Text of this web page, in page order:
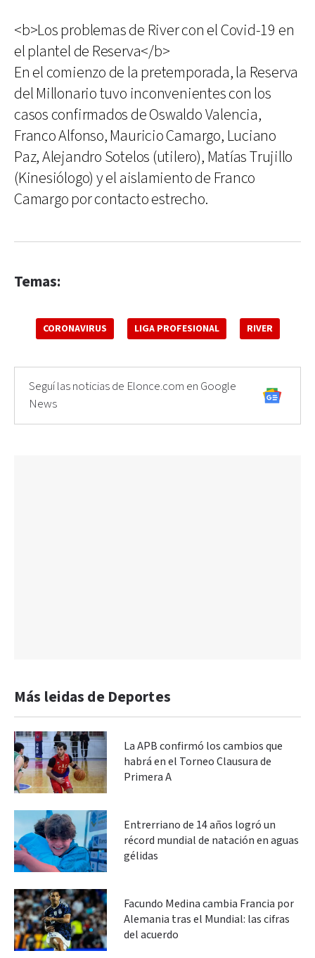
<b>Los problemas de River con el Covid-19 en
el plantel de Reserva</b>
En el comienzo de la pretemporada, la Reserva
del Millonario tuvo inconvenientes con los
casos confirmados de Oswaldo Valencia,
Franco Alfonso, Mauricio Camargo, Luciano
Paz, Alejandro Sotelos (utilero), Matías Trujillo
(Kinesiólogo) y el aislamiento de Franco
Camargo por contacto estrecho.
Temas:
CORONAVIRUS LIGA PROFESIONAL RIVER
Seguí las noticias de Elonce.com en Google
News
Más leidas de Deportes
La APB confirmó los cambios que
habrá en el Torneo Clausura de
Primera A
Entrerriano de 14 años logró un
récord mundial de natación en aguas
gélidas
Facundo Medina cambia Francia por
Alemania tras el Mundial: las cifras
del acuerdo